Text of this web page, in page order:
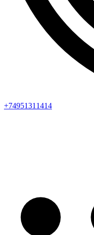
+74951311414